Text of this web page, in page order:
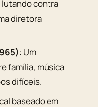
lutando contra
diretora
: Um
família, música
difíceis.
baseado em